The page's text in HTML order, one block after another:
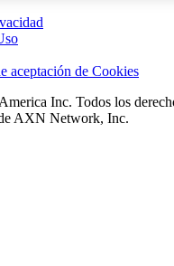
aceptación de Cookies
Inc. Todos los
AXN Network, Inc.